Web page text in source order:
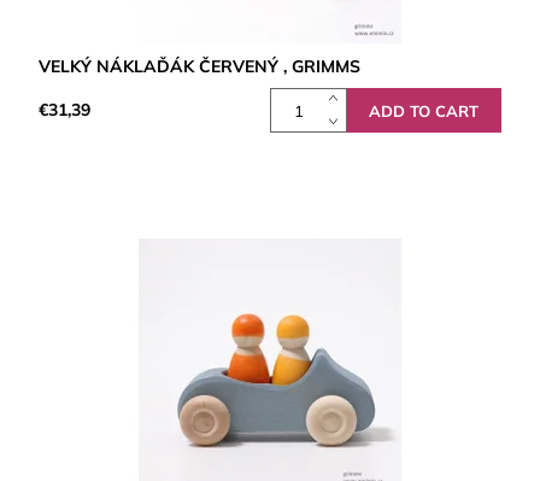
VELKÝ NÁKLAĎÁK ČERVENÝ , GRIMMS
€31,39